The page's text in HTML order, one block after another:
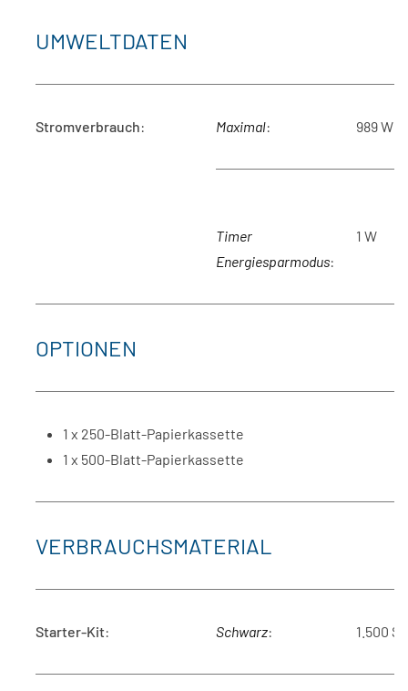
UMWELTDATEN
Stromverbrauch: Maximal: 989 W
Timer
Energiesparmodus:
1 W
OPTIONEN
1 x 250-Blatt-Papierkassette
1 x 500-Blatt-Papierkassette
VERBRAUCHSMATERIAL
Starter-Kit: Schwarz: 1.500